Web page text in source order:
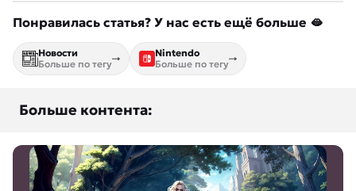
Понравилась статья? У нас есть ещё больше 🫦
Новости
Больше по тегу
Nintendo
Больше по тегу
Больше контента: